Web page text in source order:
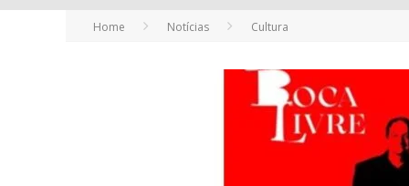
YAN TRAZ A TURNÊ NACIONAL DO
Home Notícias Cultura